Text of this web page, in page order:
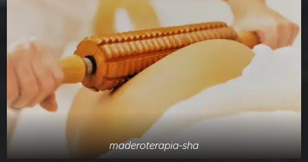
maderoterapia-sha